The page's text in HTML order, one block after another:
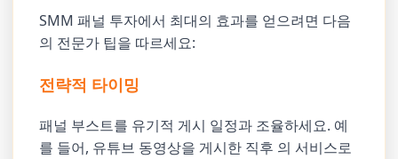
SMM 패널 투자에서 최대의 효과를 얻으려면 다음
의 전문가 팁을 따르세요:
전략적 타이밍
패널 부스트를 유기적 게시 일정과 조율하세요. 예
를 들어, 유튜브 동영상을 게시한 직후 의 서비스로